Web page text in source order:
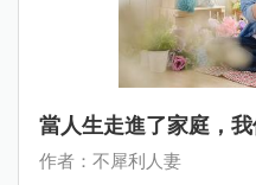
當人生走進了家庭，
作者：不犀利人妻